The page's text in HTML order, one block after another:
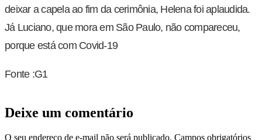
deixar a capela ao fim da cerimônia, Helena foi aplaudida.
Já Luciano, que mora em São Paulo, não compareceu,
porque está com Covid-19
Fonte :G1
Deixe um comentário
O seu endereço de e-mail não será publicado. Campos obrigatórios